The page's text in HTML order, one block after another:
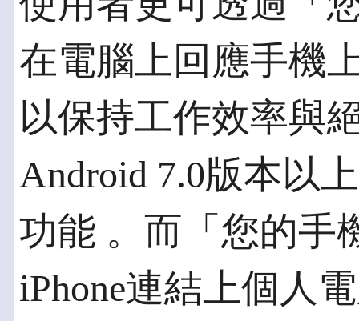
在電腦上回應手機
以保持工作效率與
Android 7.0版本以
功能 。而「您的手
iPhone連結上個人